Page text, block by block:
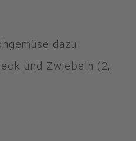
dazu
und Zwiebeln (2,